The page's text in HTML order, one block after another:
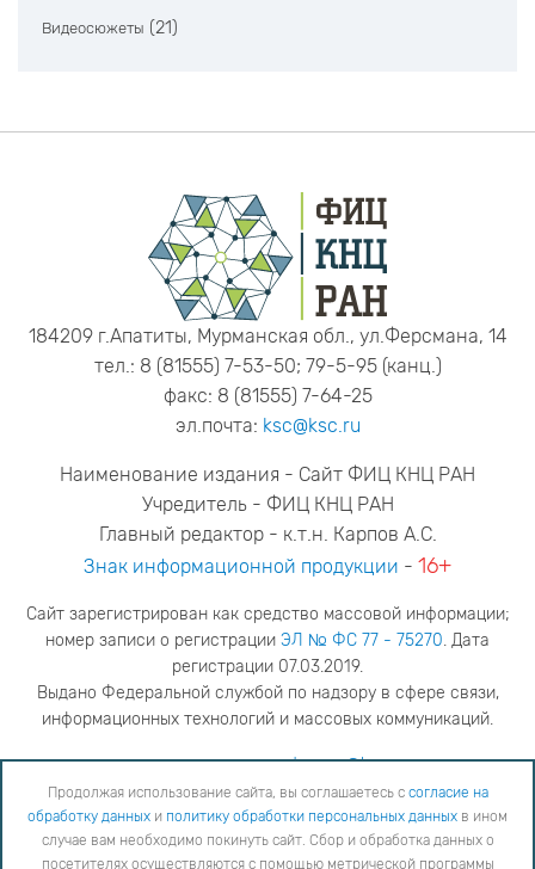
Видеосюжеты (21)
184209 г.Апатиты, Мурманская обл., ул.Ферсмана, 14
тел.: 8 (81555) 7-53-50; 79-5-95 (канц.)
факс: 8 (81555) 7-64-25
эл.почта: ksc@ksc.ru
Наименование издания - Сайт ФИЦ КНЦ РАН
Учредитель - ФИЦ КНЦ РАН
Главный редактор - к.т.н. Карпов А.С.
Знак информационной продукции - 16+
Сайт зарегистрирован как средство массовой информации;
номер записи о регистрации ЭЛ № ФС 77 - 75270. Дата
регистрации 07.03.2019.
Выдано Федеральной службой по надзору в сфере связи,
информационных технологий и массовых коммуникаций.
адрес редакцииya.stogova@ksc.ru
телефон редакции81555-79-516
Продолжая использование сайта, вы соглашаетесь с согласие на обработку данных
обработки персональных данных
в ином случае вам необходимо покинуть сайт. Сбор и обработка
Продолжая использование сайта, вы соглашаетесь с согласие на
обработку данных и политику обработки персональных данных в ином
случае вам необходимо покинуть сайт. Сбор и обработка данных о
посетителях осуществляются с помощью метрической программы